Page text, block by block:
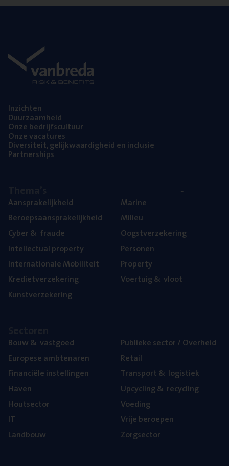
Inzich­ten
Duur­zaam­heid
Onze bedrijfs­cul­tuur
Onze vaca­tu­res
Diver­si­teit, gelijk­waar­dig­heid en inclusie
Part­ner­ships
Aan­spra­ke­lijk­heid
Beroeps­aan­spra­ke­lijk­heid
Cyber& fraude
Intel­lec­tu­al property
Inter­na­ti­o­na­le Mobiliteit
Kre­diet­ver­ze­ke­ring
Kunst­ver­ze­ke­ring
Mari­ne
Mili­eu
Oogst­ver­ze­ke­ring
Per­so­nen
Pro­per­ty
Voer­tuig& vloot
Bouw& vastgoed
Euro­pe­se ambtenaren
Finan­ci­ë­le instellingen
Haven
Hout­sec­tor
IT
Land­bouw
Publie­ke sec­tor / Overheid
Retail
Trans­port& logistiek
Upcy­cling& recycling
Voe­ding
Vrije beroe­pen
Zorg­sec­tor